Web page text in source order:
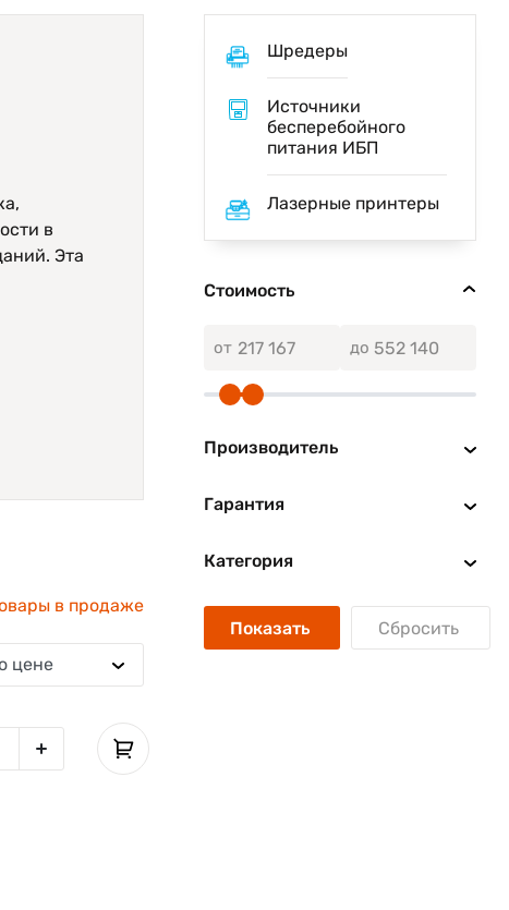
в
Эта
в продаже
цене
Шредеры
Источники
бесперебойного
питания ИБП
Лазерные принтеры
Стоимость
от до
Производитель
Гарантия
Категория
Показать Сбросить